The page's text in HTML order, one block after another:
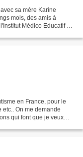
sa mère Karine
mois, des amis à
Médico Educatif du
en France, pour le
On me demande
qui font que je veux